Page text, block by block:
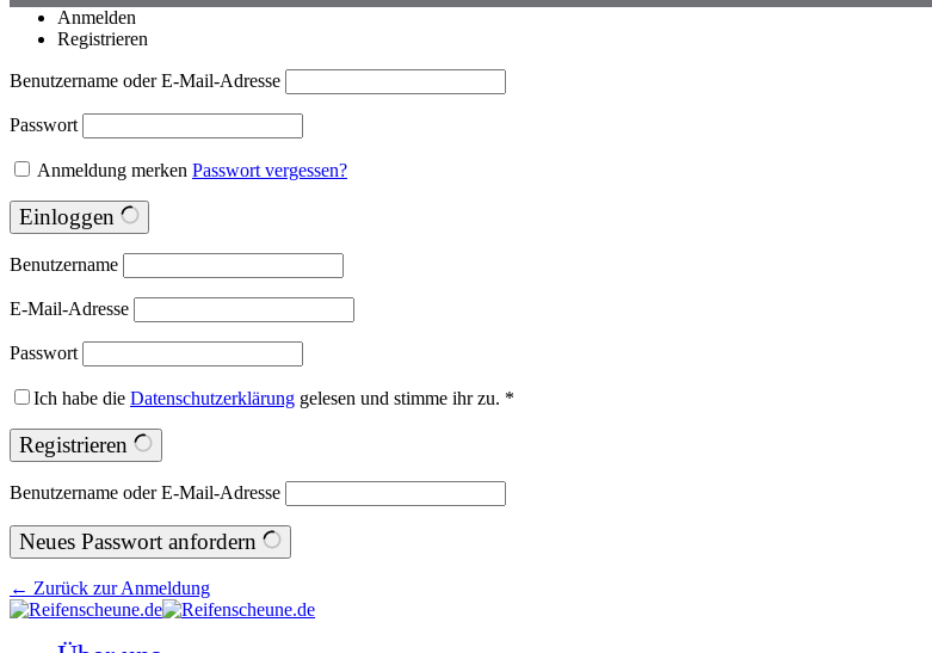
Anmelden
Registrieren
Benutzername oder E-Mail-Adresse
Passwort
Anmeldung merken Passwort vergessen?
Einloggen
Benutzername
E-Mail-Adresse
Passwort
Ich habe die Datenschutzerklärung gelesen und stimme ihr zu. *
Registrieren
Benutzername oder E-Mail-Adresse
Neues Passwort anfordern
← Zurück zur Anmeldung